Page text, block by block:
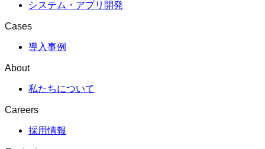
システム・アプリ開発
Cases
導入事例
About
私たちについて
Careers
採用情報